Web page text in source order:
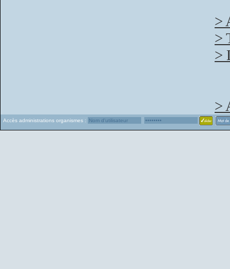
>
>
>
>
Accès administrations organismes :